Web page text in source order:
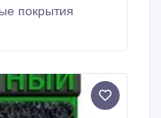
отлично
и снега.
покрытия